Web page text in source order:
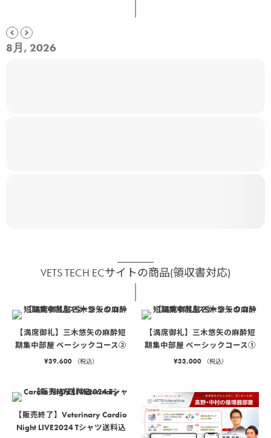
8月, 2026
VETS TECH ECサイトの商品(領収書対応)
【満席御礼】三木悠矢の麻酔短
期集中部屋 ベーシックコース②
¥39,600 （税込）
【満席御礼】三木悠矢の麻酔短
期集中部屋 ベーシックコース①
¥33,000 （税込）
【販売終了】Veterinary Cardio
Night LIVE2024 Tシャツ送料込